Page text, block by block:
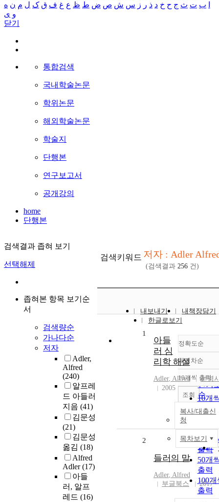
ب ت ث ج ح خ د ذ ر ز س ش ص ض ط ظ ع غ ف ق ک ل م ن ه
و ی
닫기
통합검색
국내학술논문
학위논문
해외학술논문
학술지
단행본
연구보고서
공개강의
home
단행본
검색결과 좁혀 보기
선택해제
좁혀본 항목 보기순
서
검색량순
가나다순
저자
Adler,
Alfred
(240)
알프레
드 아들러
지음 (41)
김문성
(21)
김문성
옮김 (18)
Alfred
Adler(17)
아들
러, 알프
레드 (16)
검색키워드 저자 : Adler
(검색결과 256 건)
내보내기
내책장담기
한글로보기
정확도순
정확
순
인기
순
제목
발행
관순
내림차순
내림
10개씩 출력
10개
출력
출력
30개
출력
50개
출력
100개
출력
조회
1
아들
러 심
리학 해설
Adler, Alfred
선영
2005
복사/대출신
청
목차보기
2
들러의 말
Adler, Alfred
부글북스
2017